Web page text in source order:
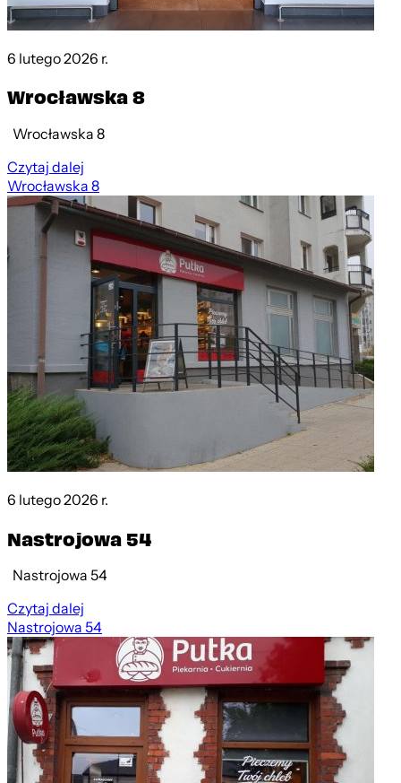
6 lutego 2026 r.
Wrocławska 8
Wrocławska 8
Czytaj dalej
Wrocławska 8
6 lutego 2026 r.
Nastrojowa 54
Nastrojowa 54
Czytaj dalej
Nastrojowa 54